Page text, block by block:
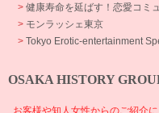
> 健康寿命を延ばす！恋愛コミ
> モンラッシェ東京
> Tokyo Erotic-entertainment
OSAKA HISTORY
お客様や知人女性からのご紹介